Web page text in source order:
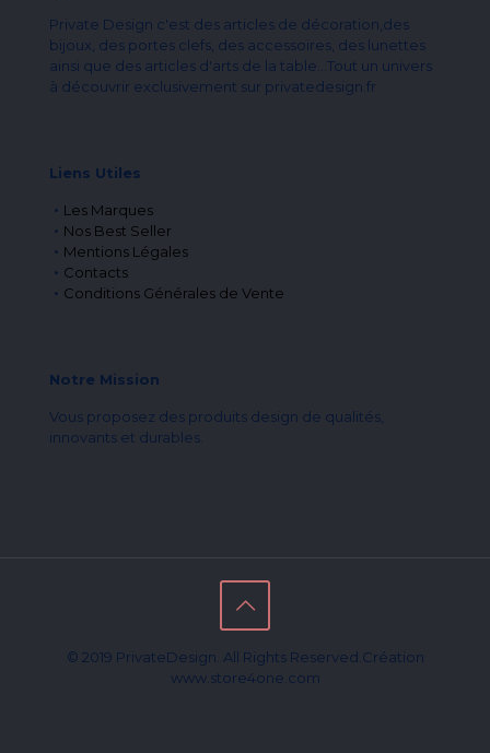
Private Design c'est des articles de décoration,des
bijoux, des portes clefs, des accessoires, des lunettes
ainsi que des articles d'arts de la table...Tout un univers
à découvrir exclusivement sur privatedesign.fr
Liens Utiles
Les Marques
Nos Best Seller
Mentions Légales
Contacts
Conditions Générales de Vente
Notre Mission
Vous proposez des produits design de qualités,
innovants et durables.
© 2019 PrivateDesign. All Rights Reserved.Création
www.store4one.com